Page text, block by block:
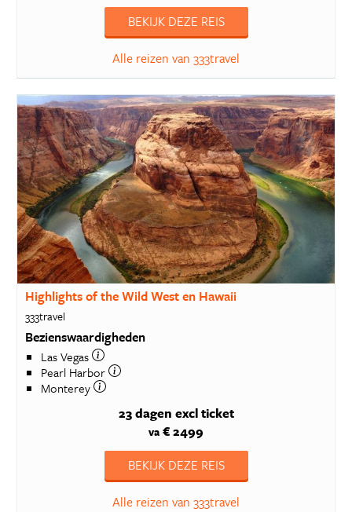
BEKIJK DEZE REIS
Alle reizen van 333travel
Highlights of the Wild West en Hawaii
333travel
Bezienswaardigheden
Las Vegas
Pearl Harbor
Monterey
23 dagen excl ticket
va € 2499
BEKIJK DEZE REIS
Alle reizen van 333travel